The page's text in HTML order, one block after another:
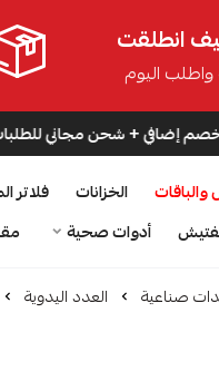
انطلقت
اليوم
الخزانات فلاتر
أدوات صحية
صناعية العدد اليدوية